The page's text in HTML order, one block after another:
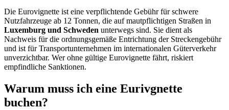
Die Eurovignette ist eine verpflichtende Gebühr für schwere
Nutzfahrzeuge ab 12 Tonnen, die auf mautpflichtigen Straßen in
Luxemburg und Schweden unterwegs sind. Sie dient als
Nachweis für die ordnungsgemäße Entrichtung der Streckengebühr
und ist für Transportunternehmen im internationalen Güterverkehr
unverzichtbar. Wer ohne gültige Eurovignette fährt, riskiert
empfindliche Sanktionen.
Warum muss ich eine Eurivgnette
buchen?